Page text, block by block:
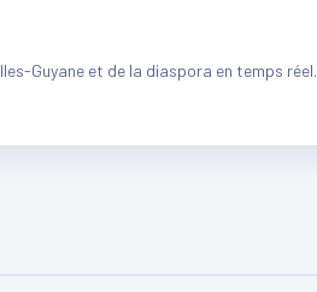
Guyane et de la diaspora en temps réel.